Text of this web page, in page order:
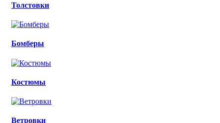
Толстовки
Бомберы
Костюмы
Ветровки